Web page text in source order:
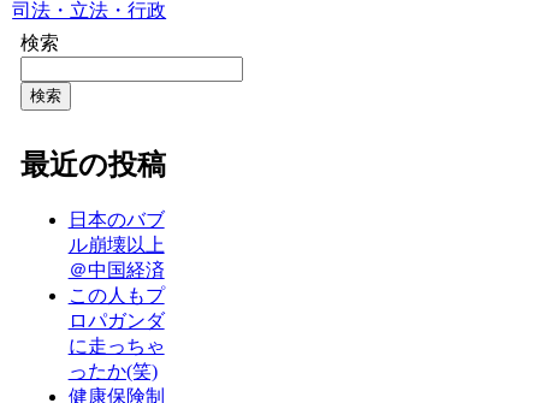
司法・立法・行政
検索
検索
最近の投稿
日本のバブ
ル崩壊以上
＠中国経済
この人もプ
ロパガンダ
に走っちゃ
ったか(笑)
健康保険制